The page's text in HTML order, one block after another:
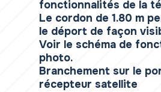
fonctionnalités de la
Le cordon de 1.80 m
le déport de façon
Voir le schéma de
photo.
Branchement sur le
récepteur satellite